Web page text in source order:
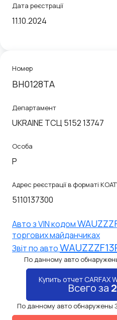
Дата реєстрації
11.10.2024
Номер
BH0128TA
Департамент
UKRAINE ТСЦ 5152 13747
Особа
P
Адрес реєстрації в форматі
5110137300
Авто з VIN кодом
торгових майданчиках
Звiт по авто
По данному авто
Купить отчет CARFAX
Всего за
По данному авто обнаружены